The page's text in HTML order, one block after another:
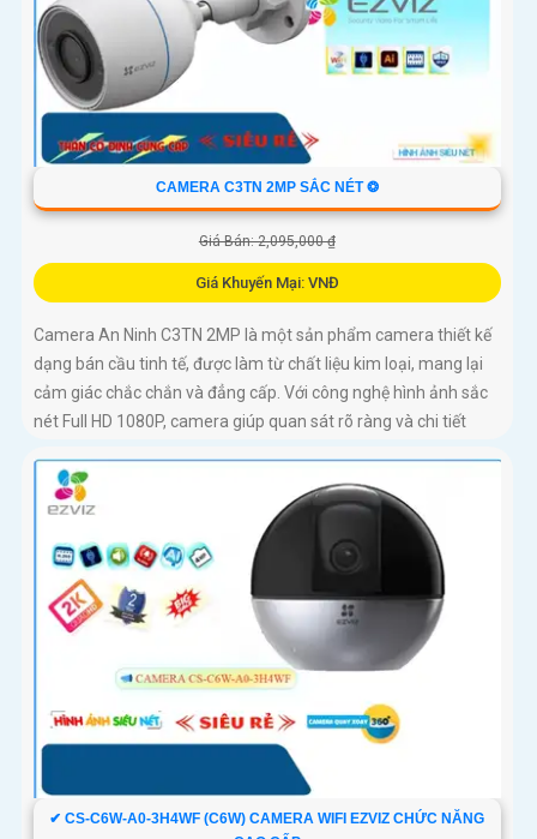
CAMERA C3TN 2MP SẮC NÉT ❂
Giá Bán: 2,095,000 ₫
Giá Khuyến Mại: VNĐ
Camera An Ninh C3TN 2MP là một sản phẩm camera thiết kế
dạng bán cầu tinh tế, được làm từ chất liệu kim loại, mang lại
cảm giác chắc chắn và đẳng cấp. Với công nghệ hình ảnh sắc
nét Full HD 1080P, camera giúp quan sát rõ ràng và chi tiết
✔ CS-C6W-A0-3H4WF (C6W) CAMERA WIFI EZVIZ CHỨC NĂNG